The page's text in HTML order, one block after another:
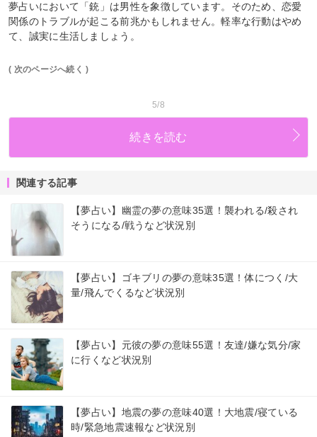
夢占いにおいて「銃」は男性を象徴しています。そのため、恋愛
関係のトラブルが起こる前兆かもしれません。軽率な行動はやめ
て、誠実に生活しましょう。
( 次のページへ続く )
5/8
続きを読む
関連する記事
【夢占い】幽霊の夢の意味35選！襲われる/殺され
そうになる/戦うなど状況別
【夢占い】ゴキブリの夢の意味35選！体につく/大
量/飛んでくるなど状況別
【夢占い】元彼の夢の意味55選！友達/嫌な気分/家
に行くなど状況別
【夢占い】地震の夢の意味40選！大地震/寝ている
時/緊急地震速報など状況別